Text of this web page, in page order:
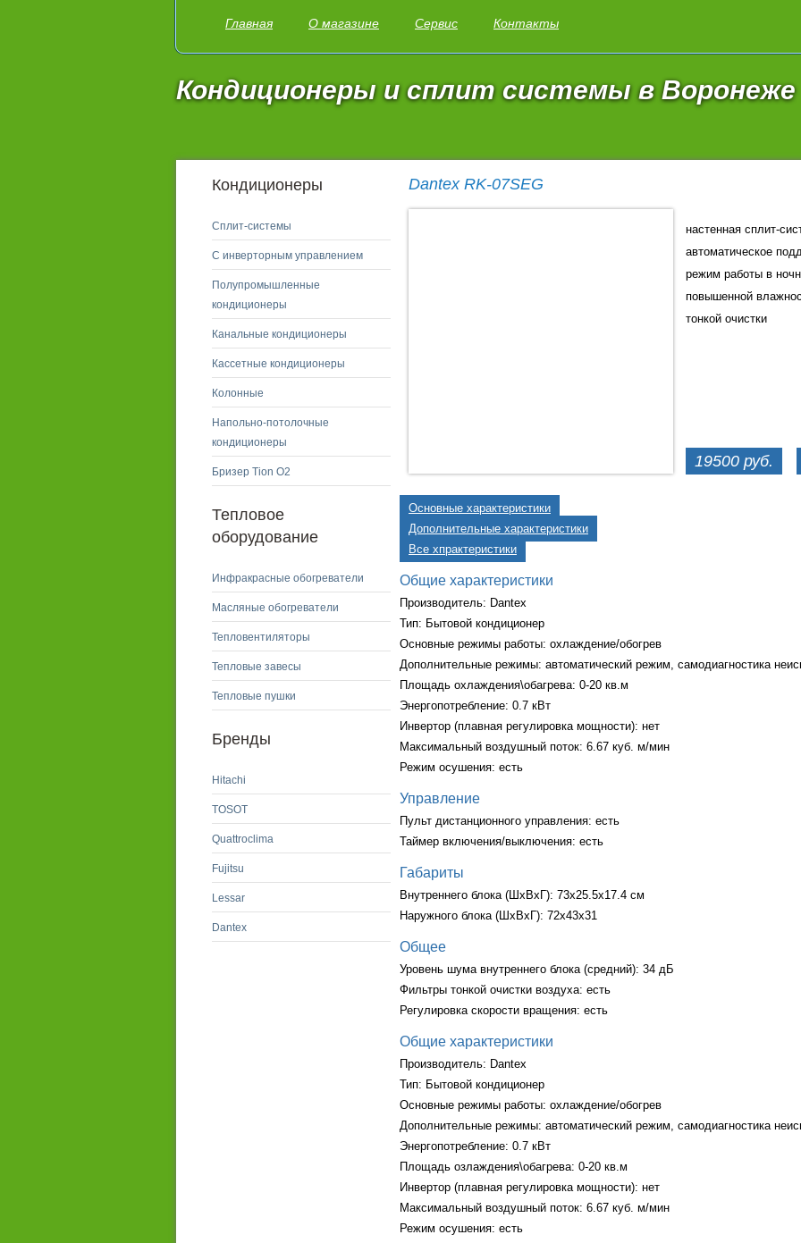
Главная О магазине Сервис Контакты
Кондиционеры и сплит системы в Воронеже
Кондиционеры
Сплит-системы
С инверторным управлением
Полупромышленные
кондиционеры
Канальные кондиционеры
Кассетные кондиционеры
Колонные
Напольно-потолочные
кондиционеры
Бризер Tion O2
Тепловое
оборудование
Инфракрасные обогреватели
Масляные обогреватели
Тепловентиляторы
Тепловые завесы
Тепловые пушки
Бренды
Hitachi
TOSOT
Quattroclima
Fujitsu
Lessar
Dantex
Dantex RK-07SEG
настенная сплит-
автоматическое
режим работы в
повышенной
тонкой очистки
19500 руб.
Основные характеристики
Дополнительные характеристики
Все хпрактеристики
Общие характеристики
Производитель: Dantex
Тип: Бытовой кондиционер
Основные режимы работы: охлаждение/обогрев
Дополнительные режимы: автоматический режим, самодиагностика
Площадь охлаждения\обагрева: 0-20 кв.м
Энергопотребление: 0.7 кВт
Инвертор (плавная регулировка мощности): нет
Максимальный воздушный поток: 6.67 куб. м/мин
Режим осушения: есть
Управление
Пульт дистанционного управления: есть
Таймер включения/выключения: есть
Габариты
Внутреннего блока (ШxВxГ): 73x25.5x17.4 см
Наружного блока (ШxВxГ): 72x43x31
Общее
Уровень шума внутреннего блока (средний): 34 дБ
Фильтры тонкой очистки воздуха: есть
Регулировка скорости вращения: есть
Общие характеристики
Производитель: Dantex
Тип: Бытовой кондиционер
Основные режимы работы: охлаждение/обогрев
Дополнительные режимы: автоматический режим, самодиагностика
Энергопотребление: 0.7 кВт
Площадь озлаждения\обагрева: 0-20 кв.м
Инвертор (плавная регулировка мощности): нет
Максимальный воздушный поток: 6.67 куб. м/мин
Режим осушения: есть